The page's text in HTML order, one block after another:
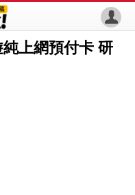
上網預付卡 研